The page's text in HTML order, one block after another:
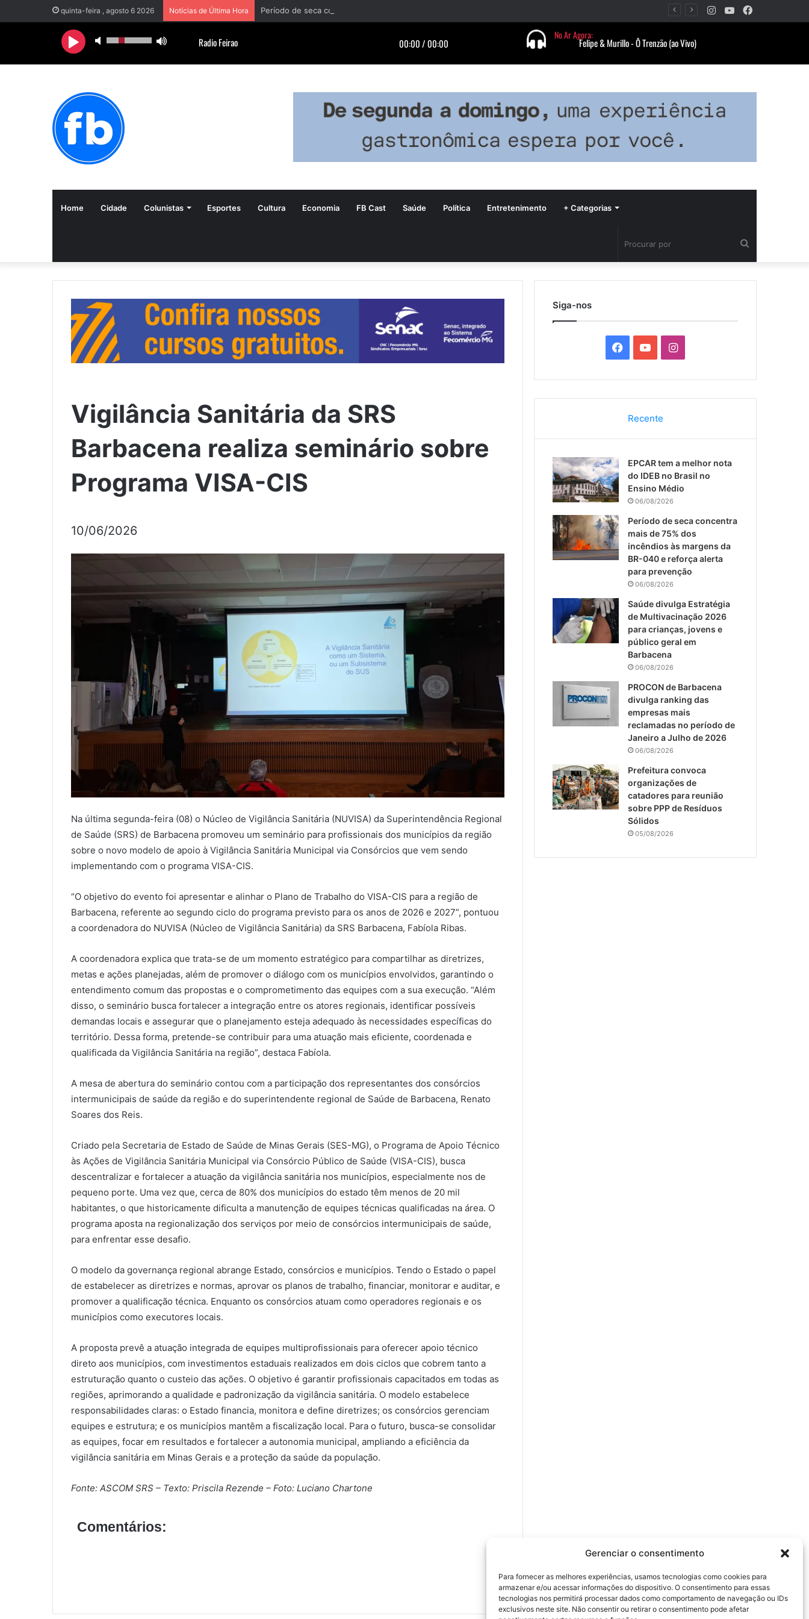
Gerenciar o consentimento
Para fornecer as melhores experiências, usamos tecnologias como cookies para
armazenar e/ou acessar informações do dispositivo. O consentimento para essas
tecnologias nos permitirá processar dados como comportamento de navegação ou IDs
exclusivos neste site. Não consentir ou retirar o consentimento pode afetar
quinta-feira , agosto 6 2026 Notícias de Última Hora YouTube
Instagram
Home Cidade Colunistas Esportes Cultura Economia FB Cast Saúde Política Entretenimento + Categorias
por
Vigilância Sanitária da SRS
Barbacena realiza seminário sobre
Programa VISA-CIS
10/06/2026
Na última segunda-feira (08) o Núcleo de Vigilância Sanitária (NUVISA) da Superintendência Regional
de Saúde (SRS) de Barbacena promoveu um seminário para profissionais dos municípios da região
sobre o novo modelo de apoio à Vigilância Sanitária Municipal via Consórcios que vem sendo
implementando com o programa VISA-CIS.
“O objetivo do evento foi apresentar e alinhar o Plano de Trabalho do VISA-CIS para a região de
Barbacena, referente ao segundo ciclo do programa previsto para os anos de 2026 e 2027”, pontuou
a coordenadora do NUVISA (Núcleo de Vigilância Sanitária) da SRS Barbacena, Fabíola Ribas.
A coordenadora explica que trata-se de um momento estratégico para compartilhar as diretrizes,
metas e ações planejadas, além de promover o diálogo com os municípios envolvidos, garantindo o
entendimento comum das propostas e o comprometimento das equipes com a sua execução. “Além
disso, o seminário busca fortalecer a integração entre os atores regionais, identificar possíveis
demandas locais e assegurar que o planejamento esteja adequado às necessidades específicas do
território. Dessa forma, pretende-se contribuir para uma atuação mais eficiente, coordenada e
qualificada da Vigilância Sanitária na região”, destaca Fabíola.
A mesa de abertura do seminário contou com a participação dos representantes dos consórcios
intermunicipais de saúde da região e do superintendente regional de Saúde de Barbacena, Renato
Soares dos Reis.
Criado pela Secretaria de Estado de Saúde de Minas Gerais (SES-MG), o Programa de Apoio Técnico
às Ações de Vigilância Sanitária Municipal via Consórcio Público de Saúde (VISA-CIS), busca
descentralizar e fortalecer a atuação da vigilância sanitária nos municípios, especialmente nos de
pequeno porte. Uma vez que, cerca de 80% dos municípios do estado têm menos de 20 mil
habitantes, o que historicamente dificulta a manutenção de equipes técnicas qualificadas na área. O
programa aposta na regionalização dos serviços por meio de consórcios intermunicipais de saúde,
para enfrentar esse desafio.
O modelo da governança regional abrange Estado, consórcios e municípios. Tendo o Estado o papel
de estabelecer as diretrizes e normas, aprovar os planos de trabalho, financiar, monitorar e auditar, e
promover a qualificação técnica. Enquanto os consórcios atuam como operadores regionais e os
municípios como executores locais.
A proposta prevê a atuação integrada de equipes multiprofissionais para oferecer apoio técnico
direto aos municípios, com investimentos estaduais realizados em dois ciclos que cobrem tanto a
estruturação quanto o custeio das ações. O objetivo é garantir profissionais capacitados em todas as
regiões, aprimorando a qualidade e padronização da vigilância sanitária. O modelo estabelece
responsabilidades claras: o Estado financia, monitora e define diretrizes; os consórcios gerenciam
equipes e estrutura; e os municípios mantêm a fiscalização local. Para o futuro, busca-se consolidar
as equipes, focar em resultados e fortalecer a autonomia municipal, ampliando a eficiência da
vigilância sanitária em Minas Gerais e a proteção da saúde da população.
Fonte: ASCOM SRS – Texto: Priscila Rezende – Foto: Luciano Chartone
Comentários:
Siga-nos
c
e
b
o
o
k
u
T
u
b
e
I
s
a
g
r
m
Recente
EPCAR tem a melhor nota
do IDEB no Brasil no
Ensino Médio
06/08/2026
Período de seca concentra
mais de 75% dos
incêndios às margens da
BR-040 e reforça alerta
para prevenção
06/08/2026
Saúde divulga Estratégia
de Multivacinação 2026
para crianças, jovens e
público geral em
Barbacena
06/08/2026
PROCON de Barbacena
divulga ranking das
empresas mais
reclamadas no período de
Janeiro a Julho de 2026
06/08/2026
Prefeitura convoca
organizações de
catadores para reunião
sobre PPP de Resíduos
Sólidos
05/08/2026